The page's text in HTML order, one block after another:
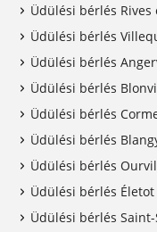
Üdülési bérlés Rives
Üdülési bérlés
Üdülési bérlés
Üdülési bérlés
Üdülési bérlés
Üdülési bérlés
Üdülési bérlés
Üdülési bérlés Életot
Üdülési bérlés